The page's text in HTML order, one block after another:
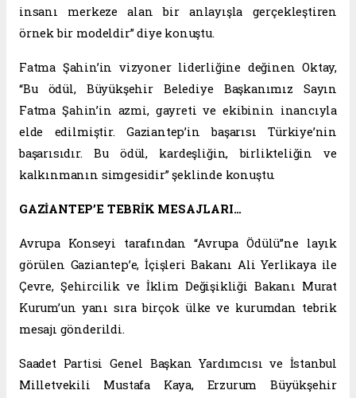
insanı merkeze alan bir anlayışla gerçekleştiren
örnek bir modeldir” diye konuştu.
Fatma Şahin’in vizyoner liderliğine değinen Oktay,
“Bu ödül, Büyükşehir Belediye Başkanımız Sayın
Fatma Şahin’in azmi, gayreti ve ekibinin inancıyla
elde edilmiştir. Gaziantep’in başarısı Türkiye’nin
başarısıdır. Bu ödül, kardeşliğin, birlikteliğin ve
kalkınmanın simgesidir” şeklinde konuştu.
GAZİANTEP’E TEBRİK MESAJLARI…
Avrupa Konseyi tarafından “Avrupa Ödülü”ne layık
görülen Gaziantep’e, İçişleri Bakanı Ali Yerlikaya ile
Çevre, Şehircilik ve İklim Değişikliği Bakanı Murat
Kurum’un yanı sıra birçok ülke ve kurumdan tebrik
mesajı gönderildi.
Saadet Partisi Genel Başkan Yardımcısı ve İstanbul
Milletvekili Mustafa Kaya, Erzurum Büyükşehir